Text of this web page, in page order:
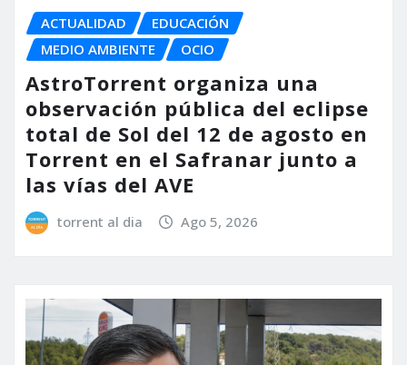
ACTUALIDAD
EDUCACIÓN
MEDIO AMBIENTE
OCIO
AstroTorrent organiza una
observación pública del eclipse
total de Sol del 12 de agosto en
Torrent en el Safranar junto a
las vías del AVE
torrent al dia Ago 5, 2026